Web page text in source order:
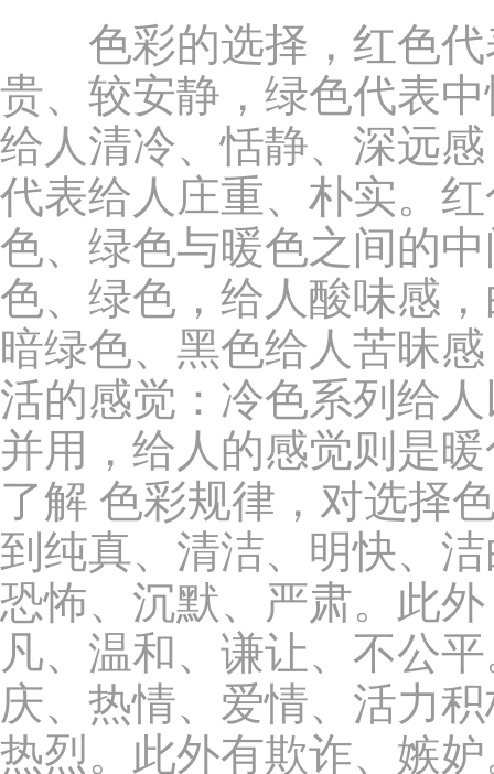
色彩的选择，红色代
贵、较安静，绿色代表
给人清冷、恬静、深远
代表给人庄重、朴实。
色、绿色与暖色之间的
色、绿色，给人酸味感
暗绿色、黑色给人苦昧
活的感觉：冷色系列给
并用，给人的感觉则是
了解 色彩规律，对选择
到纯真、清洁、明快、
恐怖、沉默、严肃。此
凡、温和、谦让、不公
庆、热情、爱情、活力
热烈。此外有欺诈、嫉